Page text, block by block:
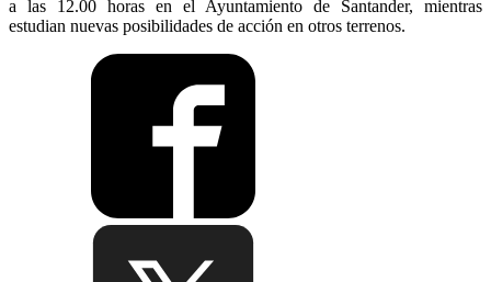
a las 12.00 horas en el Ayuntamiento de Santander, mientras
estudian nuevas posibilidades de acción en otros terrenos.